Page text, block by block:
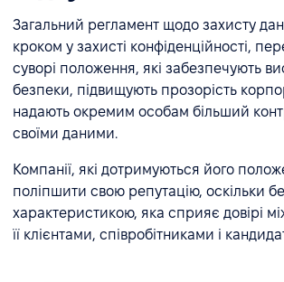
Загальний регламент щодо захисту
кроком у захисті конфіденційності,
суворі положення, які забезпечують
безпеки, підвищують прозорість
надають окремим особам більший
своїми даними.
Компанії, які дотримуються його
поліпшити свою репутацію, оскільки
характеристикою, яка сприяє довірі
її клієнтами, співробітниками і